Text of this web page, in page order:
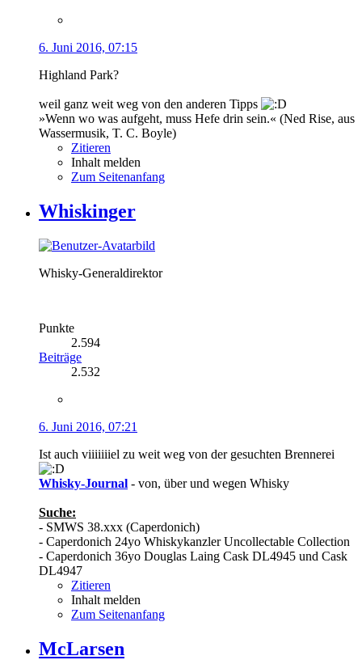
6. Juni 2016, 07:15
Highland Park?
weil ganz weit weg von den anderen Tipps
»Wenn wo was aufgeht, muss Hefe drin sein.« (Ned Rise, aus
Wassermusik, T. C. Boyle)
Zitieren
Inhalt melden
Zum Seitenanfang
Whiskinger
Whisky-Generaldirektor
Punkte
2.594
Beiträge
2.532
6. Juni 2016, 07:21
Ist auch viiiiiiiel zu weit weg von der gesuchten Brennerei
Whisky-Journal - von, über und wegen Whisky
Suche:
- SMWS 38.xxx (Caperdonich)
- Caperdonich 24yo Whiskykanzler Uncollectable Collection
- Caperdonich 36yo Douglas Laing Cask DL4945 und Cask
DL4947
Zitieren
Inhalt melden
Zum Seitenanfang
McLarsen